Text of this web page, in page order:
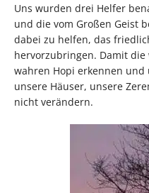
Uns wurden drei Helfer
und die vom Großen Geist
dabei zu helfen, das
hervorzubringen. Damit
wahren Hopi erkennen
unsere Häuser, unsere
nicht verändern.